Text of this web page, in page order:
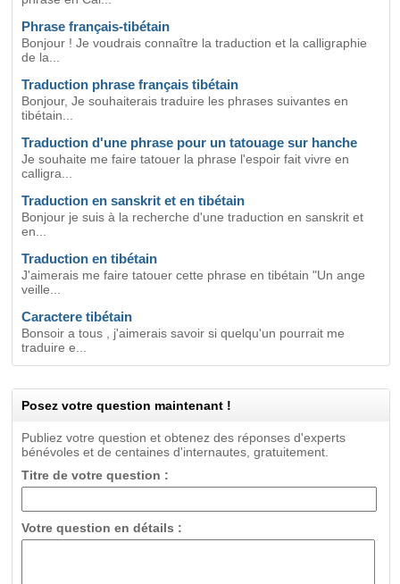
Phrase français-tibétain
Bonjour ! Je voudrais connaître la traduction et la calligraphie
de la...
Traduction phrase français tibétain
Bonjour, Je souhaiterais traduire les phrases suivantes en
tibétain...
Traduction d'une phrase pour un tatouage sur hanche
Je souhaite me faire tatouer la phrase l'espoir fait vivre en
calligra...
Traduction en sanskrit et en tibétain
Bonjour je suis à la recherche d'une traduction en sanskrit et
en...
Traduction en tibétain
J'aimerais me faire tatouer cette phrase en tibétain "Un ange
veille...
Caractere tibétain
Bonsoir a tous , j'aimerais savoir si quelqu'un pourrait me
traduire e...
Posez votre question maintenant !
Publiez votre question et obtenez des réponses d'experts
bénévoles et de centaines d'internautes, gratuitement.
Titre de votre question :
Votre question en détails :